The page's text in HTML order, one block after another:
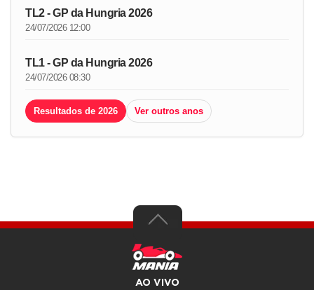
TL2 - GP da Hungria 2026
24/07/2026 12:00
TL1 - GP da Hungria 2026
24/07/2026 08:30
Resultados de 2026 Ver outros anos
AO VIVO